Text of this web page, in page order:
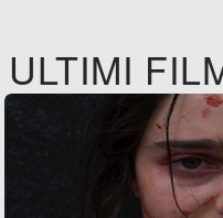
ULTIMI